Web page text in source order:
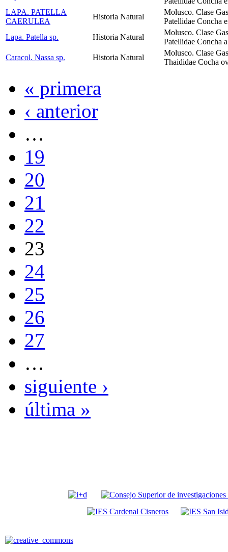
LAPA. PATELLA
CAERULEA
Historia Natural
Molusco. Clase
Patellidae Concha
Lapa. Patella sp.
Historia Natural
Molusco. Clase
Patellidae Concha
Caracol. Nassa sp.
Historia Natural
Molusco. Clase
Thaididae Cocha
« primera
‹ anterior
…
19
20
21
22
23
24
25
26
27
…
siguiente ›
última »